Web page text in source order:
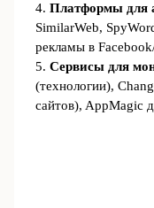
4. Платформы для
SimilarWeb,
рекламы в
5. Сервисы для
(технологии),
сайтов), AppMagic